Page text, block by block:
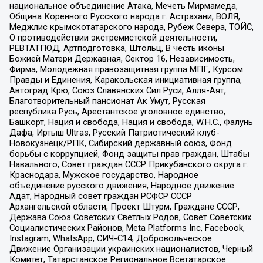
национальное объединение Атака, Мечеть Мирмамеда,
Община Коренного Русского народа г. Астрахани, ВОЛЯ,
Меджлис крымскотатарского народа, Рубеж Севера, ТОЙС,
О противодействии экстремистской деятельности,
РЕВТАТПОД, Артподготовка, Штольц, В честь иконы
Божией Матери Державная, Сектор 16, Независимость,
Фирма, Молодежная правозащитная группа МПГ, Курсом
Правды и Единения, Каракольская инициативная группа,
Автоград Крю, Союз Славянских Сил Руси, Алля-Аят,
Благотворительный пансионат Ак Умут, Русская
республика Русь, Арестантское уголовное единство,
Башкорт, Нация и свобода, Нация и свобода, W.H.С., Фалунь
Дафа, Иртыш Ultras, Русский Патриотический клуб-
Новокузнецк/РПК, Сибирский державный союз, Фонд
борьбы с коррупцией, Фонд защиты прав граждан, Штабы
Навального, Совет граждан СССР Прикубанского округа г.
Краснодара, Мужское государство, Народное
объединение русского движения, Народное движение
Адат, Народный совет граждан РСФСР СССР
Архангельской области, Проект Штурм, Граждане СССР,
Держава Союз Советских Светлых Родов, Совет Советских
Социалистических Районов, Meta Platforms Inc, Facebook,
Instagram, WhatsApp, СИЧ-С14, Добровольческое
Движение Организации украинских националистов, Черный
Комитет, Татарстанское Региональное Всетатарское